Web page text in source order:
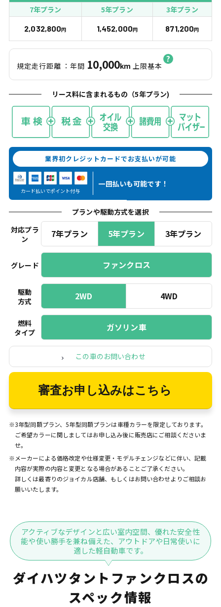
7年プラン
5年プラン 3年プラン
2,032,800円 1,452,000円 871,200円
規定走行距離 ：年間 10,000km 上限基本
リース料に含まれるもの（5年プラン)
業界初クレジットカードでお支払いが可能
カード払いでポイント付与
一回払いも可能です！
プランや駆動方式を選択
対応プラ
ン
7年プラン 5年プラン 3年プラン
グレード ファンクロス
駆動
方式
2WD 4WD
燃料
タイプ
ガソリン車
この車のお問い合わせ
審査お申し込みはこちら
※3年型同額プラン、5年型同額プランは車種カラーを限定しております。
ご希望カラーに関しましてはお申し込み後に販売店にご相談くださいま
せ。
※メーカーによる価格改定や仕様変更・モデルチェンジなどに伴い、記載
内容が実際の内容と変更となる場合があることご了承ください。
詳しくは最寄りのジョイカル店舗、もしくはお問い合わせよりご相談お
願いいたします。
アクティブなデザインと広い室内空間、優れた安全性
能や使い勝手を兼ね備えた、アウトドアや日常使いに
適した軽自動車です。
ダイハツタントファンクロスの
スペック情報